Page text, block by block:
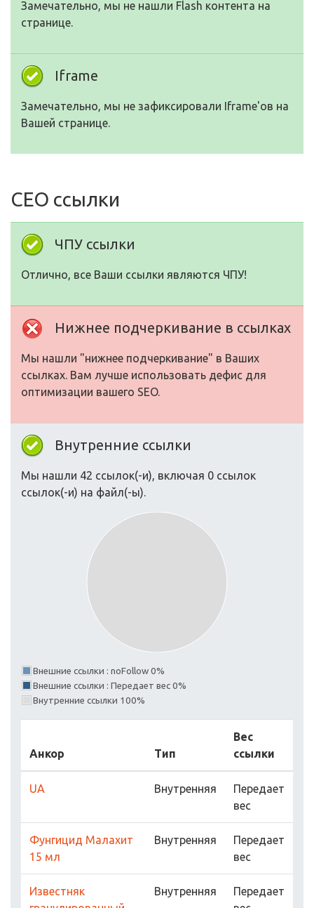
Замечательно, мы не нашли Flash контента на
странице.
Iframe
Замечательно, мы не зафиксировали Iframe'ов на
Вашей странице.
СЕО ссылки
ЧПУ ссылки
Отлично, все Ваши ссылки являются ЧПУ!
Нижнее подчеркивание в ссылках
Мы нашли "нижнее подчеркивание" в Ваших
ссылках. Вам лучше использовать дефис для
оптимизации вашего SEO.
Внутренние ссылки
Мы нашли 42 ссылок(-и), включая 0 ссылок
ссылок(-и) на файл(-ы).
Внешние ссылки : noFollow 0%
Внешние ссылки : Передает вес 0%
Внутренние ссылки 100%
Анкор Тип
Вес
ссылки
UA Внутренняя
Передает
вес
Фунгицид Малахит
15 мл
Внутренняя
Передает
вес
Известняк
Внутренняя
Передает